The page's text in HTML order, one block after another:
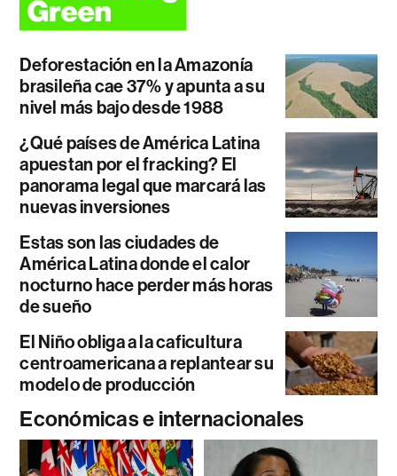
Deforestación en la Amazonía
brasileña cae 37% y apunta a su
nivel más bajo desde 1988
¿Qué países de América Latina
apuestan por el fracking? El
panorama legal que marcará las
nuevas inversiones
Estas son las ciudades de
América Latina donde el calor
nocturno hace perder más horas
de sueño
El Niño obliga a la caficultura
centroamericana a replantear su
modelo de producción
Económicas e internacionales